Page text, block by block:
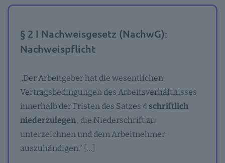
§ 2 I Nachweisgesetz (NachwG):
Nachweispflicht
„Der Arbeitgeber hat die wesentlichen
Vertragsbedingungen des Arbeitsverhältnisses
innerhalb der Fristen des Satzes 4 schriftlich
niederzulegen, die Niederschrift zu
unterzeichnen und dem Arbeitnehmer
auszuhändigen.“ […]